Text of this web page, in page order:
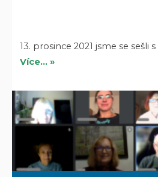
13. prosince 2021 jsme se sešli
Více… »